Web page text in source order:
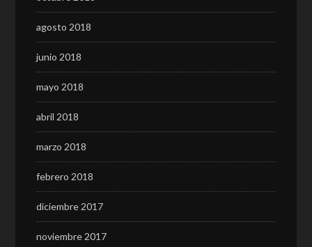
agosto 2018
junio 2018
mayo 2018
abril 2018
marzo 2018
febrero 2018
diciembre 2017
noviembre 2017